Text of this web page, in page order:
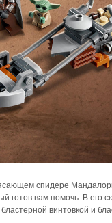
спидере
готов вам помочь. В его
винтовкой и